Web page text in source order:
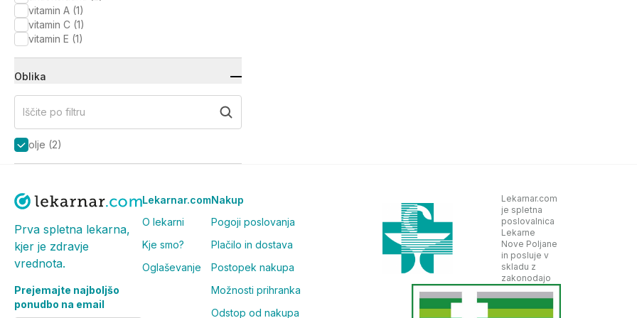
vitamin A (1)
vitamin C (1)
vitamin E (1)
Oblika
Iščite po filtru
olje (2)
Prva spletna lekarna,
kjer je zdravje
vrednota.
Prejemajte najboljšo
ponudbo na email
Lekarnar.com
O lekarni
Kje smo?
Oglaševanje
Nakup
Pogoji poslovanja
Plačilo in dostava
Postopek nakupa
Možnosti prihranka
Odstop od nakupa
Lekarnar.com
je spletna
poslovalnica
Lekarne
Nove Poljane
in posluje v
skladu z
zakonodajo